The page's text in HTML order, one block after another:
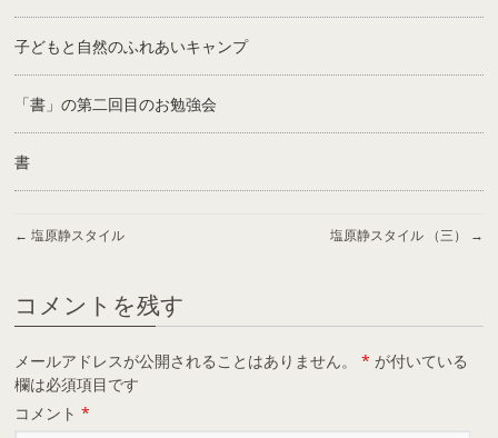
子どもと自然のふれあいキャンプ
「書」の第二回目のお勉強会
書
← 塩原静スタイル 塩原静スタイル （三） →
コメントを残す
メールアドレスが公開されることはありません。 * が付いている
欄は必須項目です
コメント*